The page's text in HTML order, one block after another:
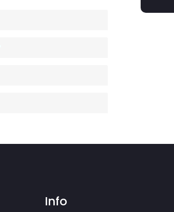
Info